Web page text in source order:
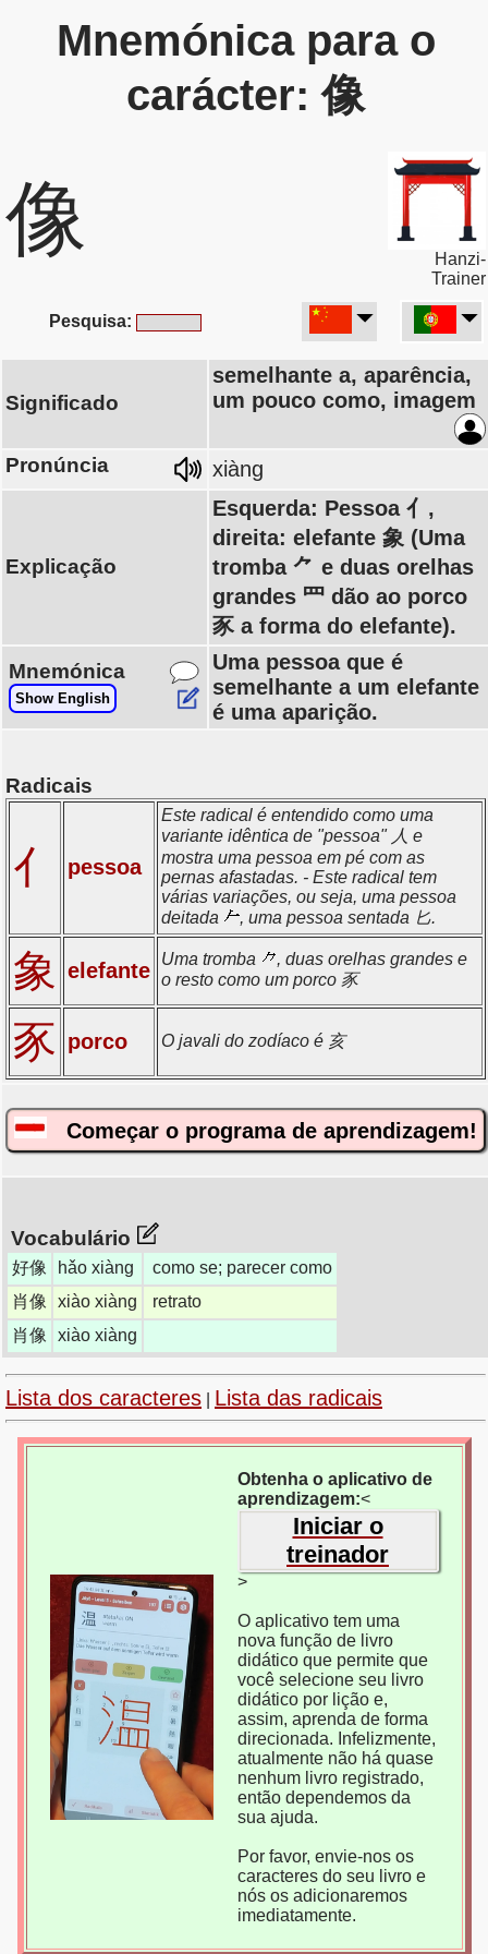
Mnemónica para o
carácter: 像
像
Hanzi-
Trainer
Pesquisa:
Significado
semelhante a, aparência,
um pouco como, imagem
Pronúncia xiàng
Explicação
Esquerda: Pessoa 亻,
direita: elefante 象 (Uma
tromba ⺈ e duas orelhas
grandes 罒 dão ao porco
豕 a forma do elefante).
Mnemónica
Show English
Uma pessoa que é
semelhante a um elefante
é uma aparição.
Radicais
亻 pessoa
Este radical é entendido como uma
variante idêntica de "pessoa" 人 e
mostra uma pessoa em pé com as
pernas afastadas. - Este radical tem
várias variações, ou seja, uma pessoa
deitada
, uma pessoa sentada 匕.
象 elefante Uma tromba
, duas orelhas grandes e
o resto como um porco 豕
豕 porco O javali do zodíaco é 亥
Começar o programa de aprendizagem!
Vocabulário
好像 hǎo xiàng
como se; parecer como
肖像
xiào xiàng
retrato
肖像
xiào xiàng
Lista dos caracteres Lista das radicais
Obtenha o aplicativo de
aprendizagem:<
Iniciar o
treinador
>
O aplicativo tem uma
nova função de livro
didático que permite que
você selecione seu livro
didático por lição e,
assim, aprenda de forma
direcionada. Infelizmente,
atualmente não há quase
nenhum livro registrado,
então dependemos da
sua ajuda.
Por favor, envie-nos os
caracteres do seu livro e
nós os adicionaremos
imediatamente.